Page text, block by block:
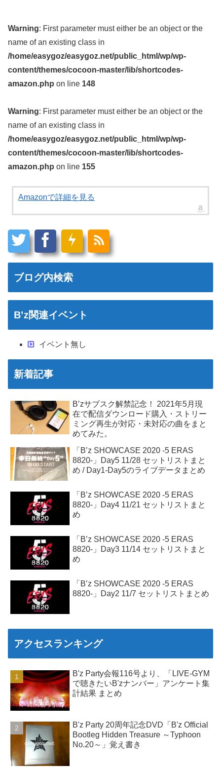
Warning: First parameter must either be an object or the
name of an existing class in
/home/easygoz/easygoz.net/public_html/wp/wp-
content/themes/cocoon-master/lib/shortcodes-
amazon.php on line 148
Warning: First parameter must either be an object or the
name of an existing class in
/home/easygoz/easygoz.net/public_html/wp/wp-
content/themes/cocoon-master/lib/shortcodes-
amazon.php on line 155
Amazonで詳細を見る
ブログ内検索
B’z関連イベント
イベント無し
新着記事
B’zサブスク解禁記念！ 2021年5月現
在で配信ダウンロード購入・ストリー
ミング再生が対応・未対応の曲をまと
めてみた。
「B’z SHOWCASE 2020 -5 ERAS
8820-」Day5 11/28 セットリストまと
め / Day1-Day5のライブデータまとめ
「B’z SHOWCASE 2020 -5 ERAS
8820-」Day4 11/21 セットリストまと
め
「B’z SHOWCASE 2020 -5 ERAS
8820-」Day3 11/14 セットリストまと
め
「B’z SHOWCASE 2020 -5 ERAS
8820-」Day2 11/7 セットリストまとめ
アクセスランキング
B'z Party会報116号より、「LIVE-GYM
で聴きたいB'zナンバー」アンケート集
計結果 まとめ
B'z Party 20周年記念DVD「B'z Official
Bootleg Hidden Treasure ～Typhoon
No.20～」覚え書き